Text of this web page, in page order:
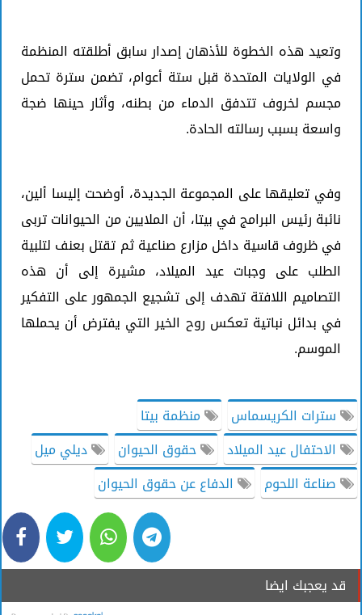
وتعيد هذه الخطوة للأذهان إصدار سابق أطلقته المنظمة
في الولايات المتحدة قبل ستة أعوام، تضمن سترة تحمل
مجسم لخروف تتدفق الدماء من بطنه، وأثار حينها ضجة
واسعة بسبب رسالته الحادة.
وفي تعليقها على المجموعة الجديدة، أوضحت إليسا ألين،
نائبة رئيس البرامج في بيتا، أن الملايين من الحيوانات تربى
في ظروف قاسية داخل مزارع صناعية ثم تقتل بعنف لتلبية
الطلب على وجبات عيد الميلاد، مشيرة إلى أن هذه
التصاميم اللافتة تهدف إلى تشجيع الجمهور على التفكير
في بدائل نباتية تعكس روح الخير التي يفترض أن يحملها
الموسم.
سترات الكريسماس
منظمة بيتا
الاحتفال عيد الميلاد
حقوق الحيوان
ديلي ميل
صناعة اللحوم
الدفاع عن حقوق الحيوان
قد يعجبك ايضا